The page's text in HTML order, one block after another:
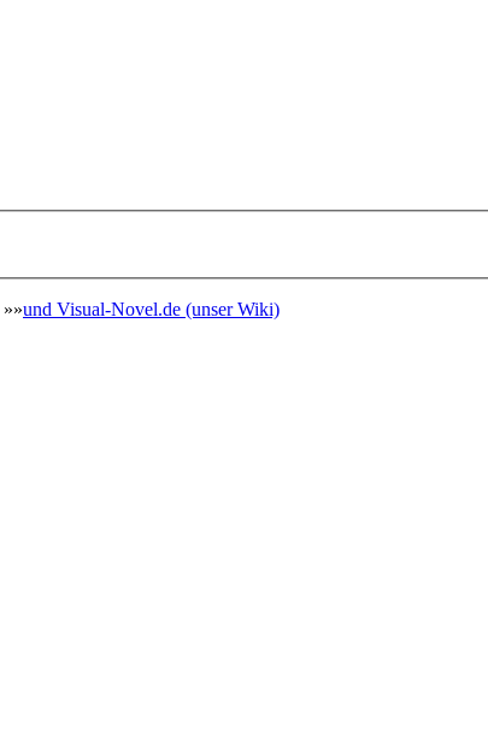
»»und Visual-Novel.de (unser Wiki)